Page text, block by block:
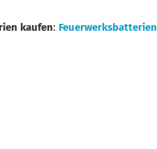
kaufen: Feuerwerksbatterien